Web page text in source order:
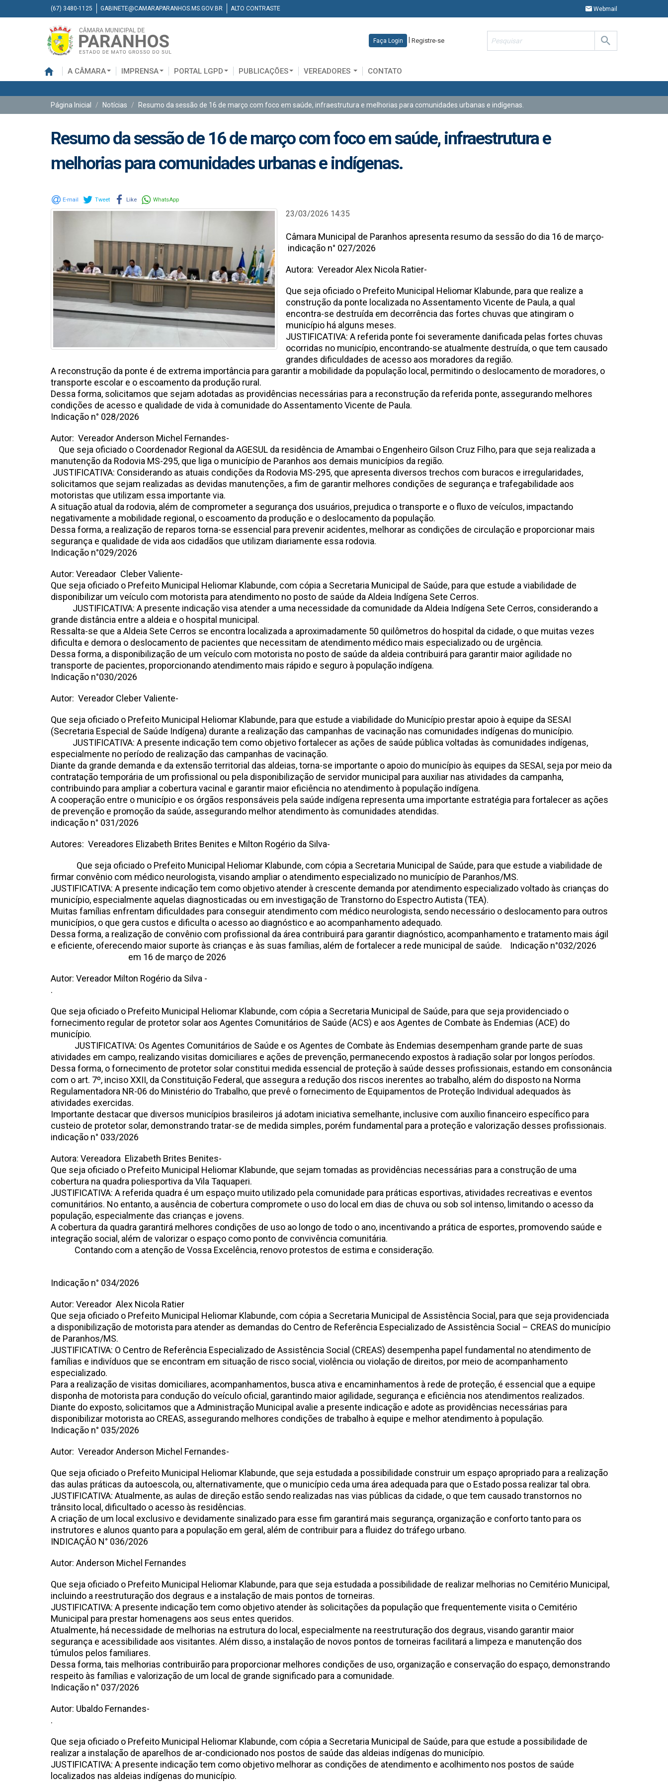
(67) 3480-1125 GABINETE@CAMARAPARANHOS.MS.GOV.BR ALTO CONTRASTE Webmail
Faça Login Registre-se
A CÂMARA IMPRENSA PORTAL LGPD PUBLICAÇÕES VEREADORES CONTATO
Página Inicial Notícias Resumo da sessão de 16 de março com foco em saúde, infraestrutura e melhorias para comunidades urbanas e indígenas.
Resumo da sessão de 16 de março com foco em saúde, infraestrutura e
melhorias para comunidades urbanas e indígenas.
E-mail Tweet Like WhatsApp
23/03/2026 14:35
Câmara Municipal de Paranhos apresenta resumo da sessão do dia 16 de março-
indicação n° 027/2026
Autora: Vereador Alex Nicola Ratier-
Que seja oficiado o Prefeito Municipal Heliomar Klabunde, para que realize a
construção da ponte localizada no Assentamento Vicente de Paula, a qual
encontra-se destruída em decorrência das fortes chuvas que atingiram o
município há alguns meses.
JUSTIFICATIVA: A referida ponte foi severamente danificada pelas fortes chuvas
ocorridas no município, encontrando-se atualmente destruída, o que tem causado
grandes dificuldades de acesso aos moradores da região.
A reconstrução da ponte é de extrema importância para garantir a mobilidade da população local, permitindo o deslocamento de moradores, o
transporte escolar e o escoamento da produção rural.
Dessa forma, solicitamos que sejam adotadas as providências necessárias para a reconstrução da referida ponte, assegurando melhores
condições de acesso e qualidade de vida à comunidade do Assentamento Vicente de Paula.
Indicação n° 028/2026
Autor: Vereador Anderson Michel Fernandes-
Que seja oficiado o Coordenador Regional da AGESUL da residência de Amambai o Engenheiro Gilson Cruz Filho, para que seja realizada a
manutenção da Rodovia MS-295, que liga o município de Paranhos aos demais municípios da região.
JUSTIFICATIVA: Considerando as atuais condições da Rodovia MS-295, que apresenta diversos trechos com buracos e irregularidades,
solicitamos que sejam realizadas as devidas manutenções, a fim de garantir melhores condições de segurança e trafegabilidade aos
motoristas que utilizam essa importante via.
A situação atual da rodovia, além de comprometer a segurança dos usuários, prejudica o transporte e o fluxo de veículos, impactando
negativamente a mobilidade regional, o escoamento da produção e o deslocamento da população.
Dessa forma, a realização de reparos torna-se essencial para prevenir acidentes, melhorar as condições de circulação e proporcionar mais
segurança e qualidade de vida aos cidadãos que utilizam diariamente essa rodovia.
Indicação n°029/2026
Autor: Vereadaor Cleber Valiente-
Que seja oficiado o Prefeito Municipal Heliomar Klabunde, com cópia a Secretaria Municipal de Saúde, para que estude a viabilidade de
disponibilizar um veículo com motorista para atendimento no posto de saúde da Aldeia Indígena Sete Cerros.
JUSTIFICATIVA: A presente indicação visa atender a uma necessidade da comunidade da Aldeia Indígena Sete Cerros, considerando a
grande distância entre a aldeia e o hospital municipal.
Ressalta-se que a Aldeia Sete Cerros se encontra localizada a aproximadamente 50 quilômetros do hospital da cidade, o que muitas vezes
dificulta e demora o deslocamento de pacientes que necessitam de atendimento médico mais especializado ou de urgência.
Dessa forma, a disponibilização de um veículo com motorista no posto de saúde da aldeia contribuirá para garantir maior agilidade no
transporte de pacientes, proporcionando atendimento mais rápido e seguro à população indígena.
Indicação n°030/2026
Autor: Vereador Cleber Valiente-
Que seja oficiado o Prefeito Municipal Heliomar Klabunde, para que estude a viabilidade do Município prestar apoio à equipe da SESAI
(Secretaria Especial de Saúde Indígena) durante a realização das campanhas de vacinação nas comunidades indígenas do município.
JUSTIFICATIVA: A presente indicação tem como objetivo fortalecer as ações de saúde pública voltadas às comunidades indígenas,
especialmente no período de realização das campanhas de vacinação.
Diante da grande demanda e da extensão territorial das aldeias, torna-se importante o apoio do município às equipes da SESAI, seja por meio da
contratação temporária de um profissional ou pela disponibilização de servidor municipal para auxiliar nas atividades da campanha,
contribuindo para ampliar a cobertura vacinal e garantir maior eficiência no atendimento à população indígena.
A cooperação entre o município e os órgãos responsáveis pela saúde indígena representa uma importante estratégia para fortalecer as ações
de prevenção e promoção da saúde, assegurando melhor atendimento às comunidades atendidas.
indicação n° 031/2026
Autores: Vereadores Elizabeth Brites Benites e Milton Rogério da Silva-
Que seja oficiado o Prefeito Municipal Heliomar Klabunde, com cópia a Secretaria Municipal de Saúde, para que estude a viabilidade de
firmar convênio com médico neurologista, visando ampliar o atendimento especializado no município de Paranhos/MS.
JUSTIFICATIVA: A presente indicação tem como objetivo atender à crescente demanda por atendimento especializado voltado às crianças do
município, especialmente aquelas diagnosticadas ou em investigação de Transtorno do Espectro Autista (TEA).
Muitas famílias enfrentam dificuldades para conseguir atendimento com médico neurologista, sendo necessário o deslocamento para outros
municípios, o que gera custos e dificulta o acesso ao diagnóstico e ao acompanhamento adequado.
Dessa forma, a realização de convênio com profissional da área contribuirá para garantir diagnóstico, acompanhamento e tratamento mais ágil
e eficiente, oferecendo maior suporte às crianças e às suas famílias, além de fortalecer a rede municipal de saúde. Indicação n°032/2026
em 16 de março de 2026
Autor: Vereador Milton Rogério da Silva -
.
Que seja oficiado o Prefeito Municipal Heliomar Klabunde, com cópia a Secretaria Municipal de Saúde, para que seja providenciado o
fornecimento regular de protetor solar aos Agentes Comunitários de Saúde (ACS) e aos Agentes de Combate às Endemias (ACE) do
município.
JUSTIFICATIVA: Os Agentes Comunitários de Saúde e os Agentes de Combate às Endemias desempenham grande parte de suas
atividades em campo, realizando visitas domiciliares e ações de prevenção, permanecendo expostos à radiação solar por longos períodos.
Dessa forma, o fornecimento de protetor solar constitui medida essencial de proteção à saúde desses profissionais, estando em consonância
com o art. 7º, inciso XXII, da Constituição Federal, que assegura a redução dos riscos inerentes ao trabalho, além do disposto na Norma
Regulamentadora NR-06 do Ministério do Trabalho, que prevê o fornecimento de Equipamentos de Proteção Individual adequados às
atividades exercidas.
Importante destacar que diversos municípios brasileiros já adotam iniciativa semelhante, inclusive com auxílio financeiro específico para
custeio de protetor solar, demonstrando tratar-se de medida simples, porém fundamental para a proteção e valorização desses profissionais.
indicação n° 033/2026
Autora: Vereadora Elizabeth Brites Benites-
Que seja oficiado o Prefeito Municipal Heliomar Klabunde, que sejam tomadas as providências necessárias para a construção de uma
cobertura na quadra poliesportiva da Vila Taquaperi.
JUSTIFICATIVA: A referida quadra é um espaço muito utilizado pela comunidade para práticas esportivas, atividades recreativas e eventos
comunitários. No entanto, a ausência de cobertura compromete o uso do local em dias de chuva ou sob sol intenso, limitando o acesso da
população, especialmente das crianças e jovens.
A cobertura da quadra garantirá melhores condições de uso ao longo de todo o ano, incentivando a prática de esportes, promovendo saúde e
integração social, além de valorizar o espaço como ponto de convivência comunitária.
Contando com a atenção de Vossa Excelência, renovo protestos de estima e consideração.
Indicação n° 034/2026
Autor: Vereador Alex Nicola Ratier
Que seja oficiado o Prefeito Municipal Heliomar Klabunde, com cópia a Secretaria Municipal de Assistência Social, para que seja providenciada
a disponibilização de motorista para atender as demandas do Centro de Referência Especializado de Assistência Social – CREAS do município
de Paranhos/MS.
JUSTIFICATIVA: O Centro de Referência Especializado de Assistência Social (CREAS) desempenha papel fundamental no atendimento de
famílias e indivíduos que se encontram em situação de risco social, violência ou violação de direitos, por meio de acompanhamento
especializado.
Para a realização de visitas domiciliares, acompanhamentos, busca ativa e encaminhamentos à rede de proteção, é essencial que a equipe
disponha de motorista para condução do veículo oficial, garantindo maior agilidade, segurança e eficiência nos atendimentos realizados.
Diante do exposto, solicitamos que a Administração Municipal avalie a presente indicação e adote as providências necessárias para
disponibilizar motorista ao CREAS, assegurando melhores condições de trabalho à equipe e melhor atendimento à população.
Indicação n° 035/2026
Autor: Vereador Anderson Michel Fernandes-
Que seja oficiado o Prefeito Municipal Heliomar Klabunde, que seja estudada a possibilidade construir um espaço apropriado para a realização
das aulas práticas da autoescola, ou, alternativamente, que o município ceda uma área adequada para que o Estado possa realizar tal obra.
JUSTIFICATIVA: Atualmente, as aulas de direção estão sendo realizadas nas vias públicas da cidade, o que tem causado transtornos no
trânsito local, dificultado o acesso às residências.
A criação de um local exclusivo e devidamente sinalizado para esse fim garantirá mais segurança, organização e conforto tanto para os
instrutores e alunos quanto para a população em geral, além de contribuir para a fluidez do tráfego urbano.
INDICAÇÃO N° 036/2026
Autor: Anderson Michel Fernandes
Que seja oficiado o Prefeito Municipal Heliomar Klabunde, para que seja estudada a possibilidade de realizar melhorias no Cemitério Municipal,
incluindo a reestruturação dos degraus e a instalação de mais pontos de torneiras.
JUSTIFICATIVA: A presente indicação tem como objetivo atender às solicitações da população que frequentemente visita o Cemitério
Municipal para prestar homenagens aos seus entes queridos.
Atualmente, há necessidade de melhorias na estrutura do local, especialmente na reestruturação dos degraus, visando garantir maior
segurança e acessibilidade aos visitantes. Além disso, a instalação de novos pontos de torneiras facilitará a limpeza e manutenção dos
túmulos pelos familiares.
Dessa forma, tais melhorias contribuirão para proporcionar melhores condições de uso, organização e conservação do espaço, demonstrando
respeito às famílias e valorização de um local de grande significado para a comunidade.
Indicação n° 037/2026
Autor: Ubaldo Fernandes-
.
Que seja oficiado o Prefeito Municipal Heliomar Klabunde, com cópia a Secretaria Municipal de Saúde, para que estude a possibilidade de
realizar a instalação de aparelhos de ar-condicionado nos postos de saúde das aldeias indígenas do município.
JUSTIFICATIVA: A presente indicação tem como objetivo melhorar as condições de atendimento e acolhimento nos postos de saúde
localizados nas aldeias indígenas do município.